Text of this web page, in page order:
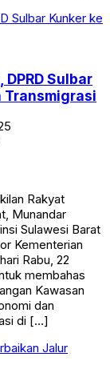
Sulbar
Transmigrasi
Rakyat
Munandar
Sulawesi Barat
Kementerian
Rabu, 22
membahas
Kawasan
dan
di […]